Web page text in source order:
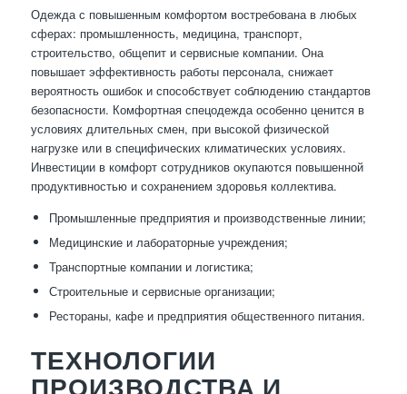
Одежда с повышенным комфортом востребована в любых
сферах: промышленность, медицина, транспорт,
строительство, общепит и сервисные компании. Она
повышает эффективность работы персонала, снижает
вероятность ошибок и способствует соблюдению стандартов
безопасности. Комфортная спецодежда особенно ценится в
условиях длительных смен, при высокой физической
нагрузке или в специфических климатических условиях.
Инвестиции в комфорт сотрудников окупаются повышенной
продуктивностью и сохранением здоровья коллектива.
Промышленные предприятия и производственные линии;
Медицинские и лабораторные учреждения;
Транспортные компании и логистика;
Строительные и сервисные организации;
Рестораны, кафе и предприятия общественного питания.
ТЕХНОЛОГИИ
ПРОИЗВОДСТВА И